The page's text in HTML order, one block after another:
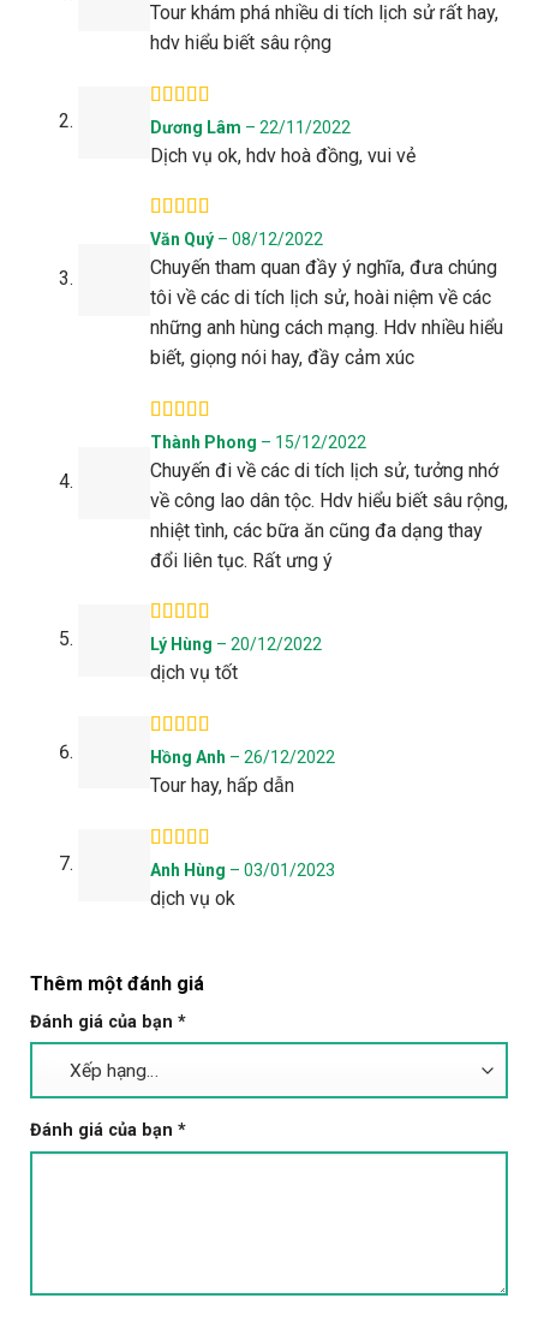
Tour khám phá nhiều di tích lịch sử rất hay,
hdv hiểu biết sâu rộng
Được xếp
4
sao
Dương Lâm – 22/11/2022
Dịch vụ ok, hdv hoà đồng, vui vẻ
Được xếp
5 5 sao
Văn Quý – 08/12/2022
Chuyến tham quan đầy ý nghĩa, đưa chúng
tôi về các di tích lịch sử, hoài niệm về các
những anh hùng cách mạng. Hdv nhiều hiểu
biết, giọng nói hay, đầy cảm xúc
Được xếp
5 5 sao
Thành Phong – 15/12/2022
Chuyến đi về các di tích lịch sử, tưởng nhớ
về công lao dân tộc. Hdv hiểu biết sâu rộng,
nhiệt tình, các bữa ăn cũng đa dạng thay
đổi liên tục. Rất ưng ý
Được xếp
hạng
5 sao
Lý Hùng – 20/12/2022
dịch vụ tốt
Được xếp
hạng
5 sao
Hồng Anh – 26/12/2022
Tour hay, hấp dẫn
Được xếp
5 sao
Anh Hùng – 03/01/2023
dịch vụ ok
Thêm một đánh giá
Đánh giá của bạn *
Đánh giá của bạn *